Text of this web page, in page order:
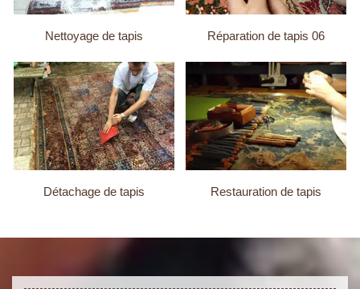
Nettoyage de tapis Réparation de tapis 06
Détachage de tapis Restauration de tapis